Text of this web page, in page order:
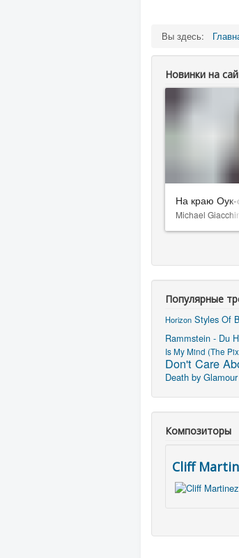
Вы здесь:
Новинки на
На краю Оук-
Michael
Популярные
Horizon Styles Of
Rammstein - Du
Is My Mind (The
Don't Care
Death by Glamour
Композиторы
Cliff